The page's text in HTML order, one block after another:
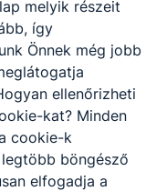
melyik részeit
így
Önnek még jobb
ellenőrizheti
kat? Minden
cookie-k
böngésző
elfogadja a